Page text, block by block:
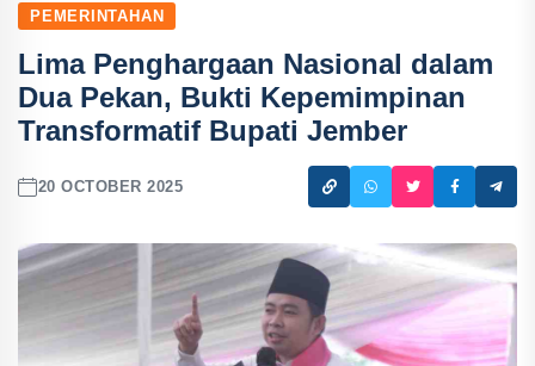
PEMERINTAHAN
Lima Penghargaan Nasional dalam
Dua Pekan, Bukti Kepemimpinan
Transformatif Bupati Jember
20 OCTOBER 2025